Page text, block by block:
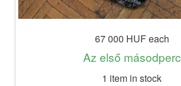
67 000 HUFeach
Az első másodperc
1 item in stock